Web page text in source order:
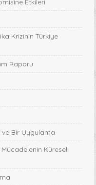
Etkileri
Krizinin Türkiye
Raporu
ve Bir Uygulama
Küresel